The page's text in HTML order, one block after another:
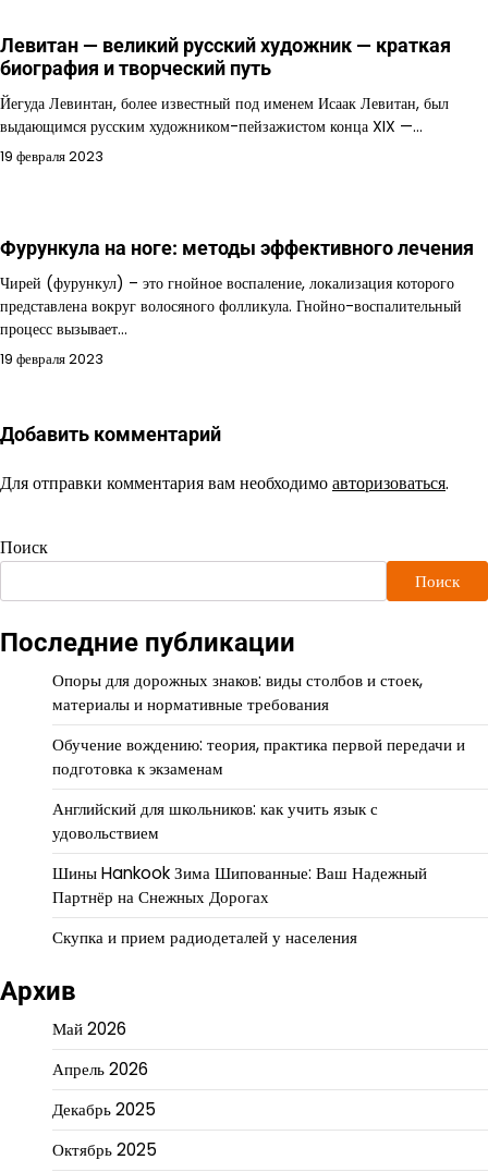
Левитан — великий русский художник — краткая
биография и творческий путь
Йегуда Левинтан, более известный под именем Исаак Левитан, был
выдающимся русским художником-пейзажистом конца XIX —…
19 февраля 2023
Фурункула на ноге: методы эффективного лечения
Чирей (фурункул) – это гнойное воспаление, локализация которого
представлена вокруг волосяного фолликула. Гнойно-воспалительный
процесс вызывает…
19 февраля 2023
Добавить комментарий
Для отправки комментария вам необходимоавторизоваться.
Поиск
Поиск
Последние публикации
Опоры для дорожных знаков: виды столбов и стоек,
материалы и нормативные требования
Обучение вождению: теория, практика первой передачи и
подготовка к экзаменам
Английский для школьников: как учить язык с
удовольствием
Шины Hankook Зима Шипованные: Ваш Надежный
Партнёр на Снежных Дорогах
Скупка и прием радиодеталей у населения
Архив
Май 2026
Апрель 2026
Декабрь 2025
Октябрь 2025